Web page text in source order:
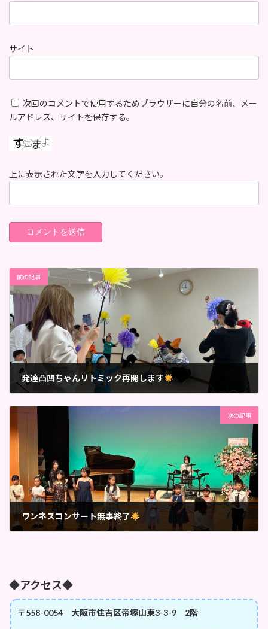
サイト
次回のコメントで使用するためブラウザーに自分の名前、メー
ルアドレス、サイトを保存する。
上に表示された文字を入力してください。
前の記事
発達凸凹ちゃんリトミック再開します
次の記事
ワンネスコンサート無事終了
◆アクセス◆
〒558-0054 大阪市住吉区帝塚山東3-3-9 2階